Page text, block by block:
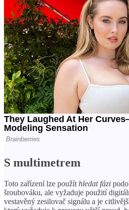
S multimetrem
Toto zařízení lze použít hledat fázi
šroubováku, ale vyžaduje použití
vestavěný zesilovač signálu a je